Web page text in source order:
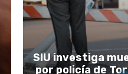
SIU investiga
por policía de